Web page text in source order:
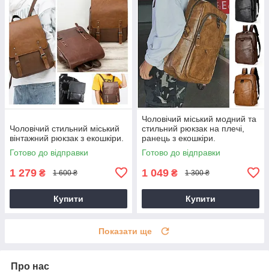
Чоловічий стильний міський
вінтажний рюкзак з екошкіри.
Готово до відправки
1 279 ₴ 1 600 ₴
Купити
Чоловічий міський модний та
стильний рюкзак на плечі,
ранець з екошкіри.
Готово до відправки
1 049 ₴ 1 300 ₴
Купити
Показати ще
Про нас